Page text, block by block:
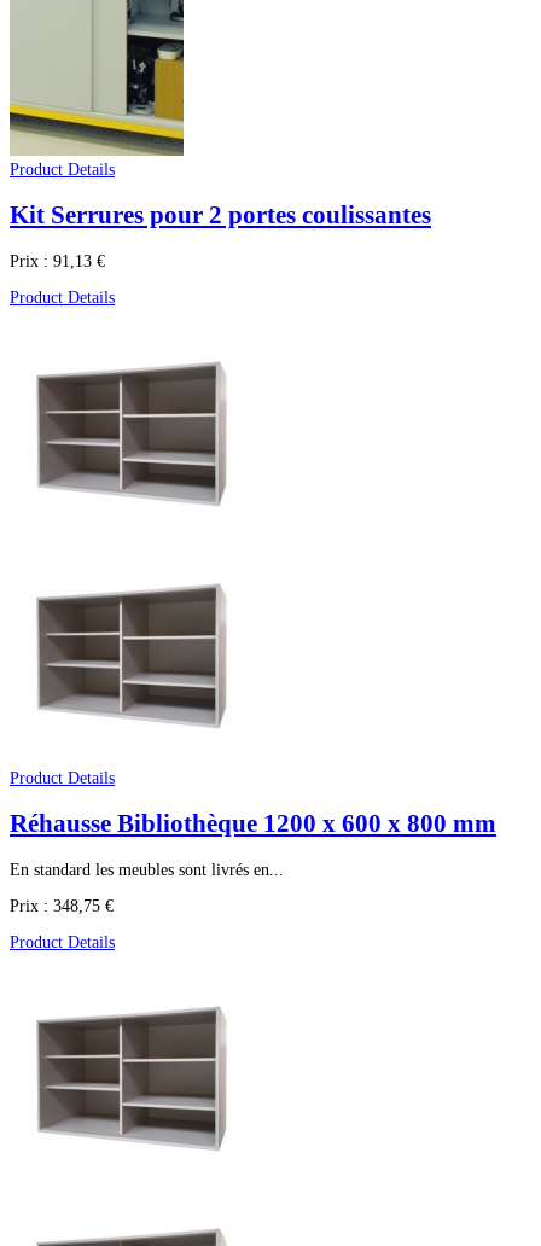
Product Details
Kit Serrures pour 2 portes coulissantes
Prix : 91,13 €
Product Details
Product Details
Réhausse Bibliothèque 1200 x 600 x 800 mm
En standard les meubles sont livrés en...
Prix : 348,75 €
Product Details